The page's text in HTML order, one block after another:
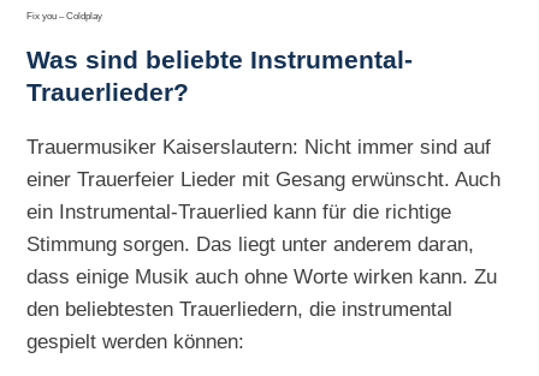
Fix you – Coldplay
Was sind beliebte Instrumental-
Trauerlieder?
Trauermusiker Kaiserslautern: Nicht immer sind auf
einer Trauerfeier Lieder mit Gesang erwünscht. Auch
ein Instrumental-Trauerlied kann für die richtige
Stimmung sorgen. Das liegt unter anderem daran,
dass einige Musik auch ohne Worte wirken kann. Zu
den beliebtesten Trauerliedern, die instrumental
gespielt werden können: